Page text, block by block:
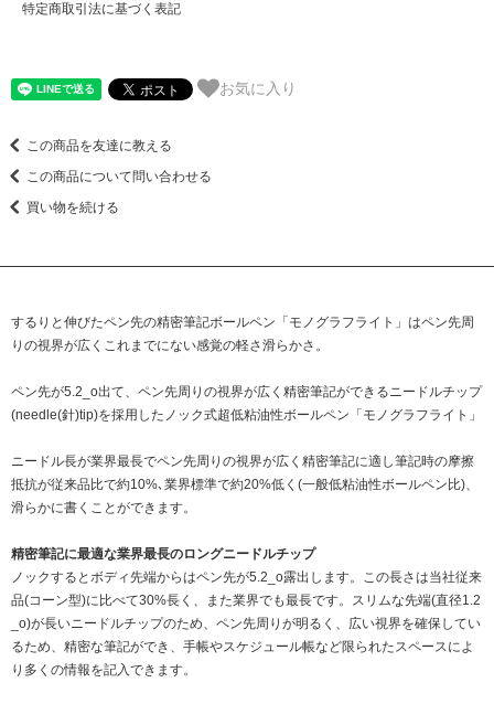
特定商取引法に基づく表記
お気に入り
この商品を友達に教える
この商品について問い合わせる
買い物を続ける
するりと伸びたペン先の精密筆記ボールペン「モノグラフライト」はペン先周
りの視界が広くこれまでにない感覚の軽さ滑らかさ。
ペン先が5.2_o出て、ペン先周りの視界が広く精密筆記ができるニードルチップ
(needle(針)tip)を採用したノック式超低粘油性ボールペン「モノグラフライト」
ニードル長が業界最長でペン先周りの視界が広く精密筆記に適し筆記時の摩擦
抵抗が従来品比で約10%､業界標準で約20%低く(一般低粘油性ボールペン比)、
滑らかに書くことができます。
精密筆記に最適な業界最長のロングニードルチップ
ノックするとボディ先端からはペン先が5.2_o露出します。この長さは当社従来
品(コーン型)に比べて30%長く、また業界でも最長です。スリムな先端(直径1.2
_o)が長いニードルチップのため、ペン先周りが明るく、広い視界を確保してい
るため、精密な筆記ができ、手帳やスケジュール帳など限られたスペースによ
り多くの情報を記入できます。